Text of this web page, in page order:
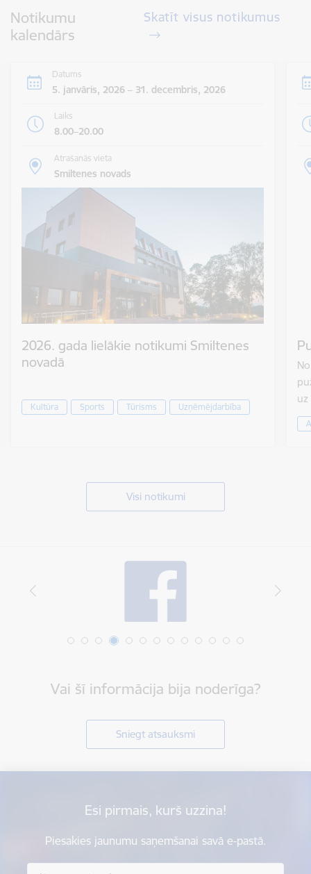
Notikumu
kalendārs
Skatīt visus notikumus
Datums
5. janvāris, 2026 – 31. decembris, 2026
Laiks
8.00–20.00
Atrašanās vieta
Smiltenes novads
2026. gada lielākie notikumi Smiltenes
novadā
Kultūra Sports Tūrisms Uzņēmējdarbība
Visi notikumi
Vai šī informācija bija noderīga?
Sniegt atsauksmi
Esi pirmais, kurš uzzina!
Piesakies jaunumu saņemšanai savā e-pastā.